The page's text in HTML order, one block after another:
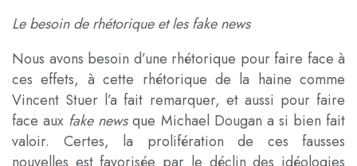
Le besoin de rhétorique et les fake news
Nous avons besoin d’une rhétorique pour faire face à
ces effets, à cette rhétorique de la haine comme
Vincent Stuer l’a fait remarquer, et aussi pour faire
face aux fake newsque Michael Dougan a si bien fait
valoir. Certes, la prolifération de ces fausses